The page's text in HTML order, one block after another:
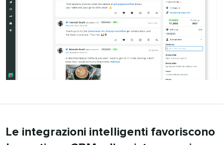
Le integrazioni intelligenti favoriscono